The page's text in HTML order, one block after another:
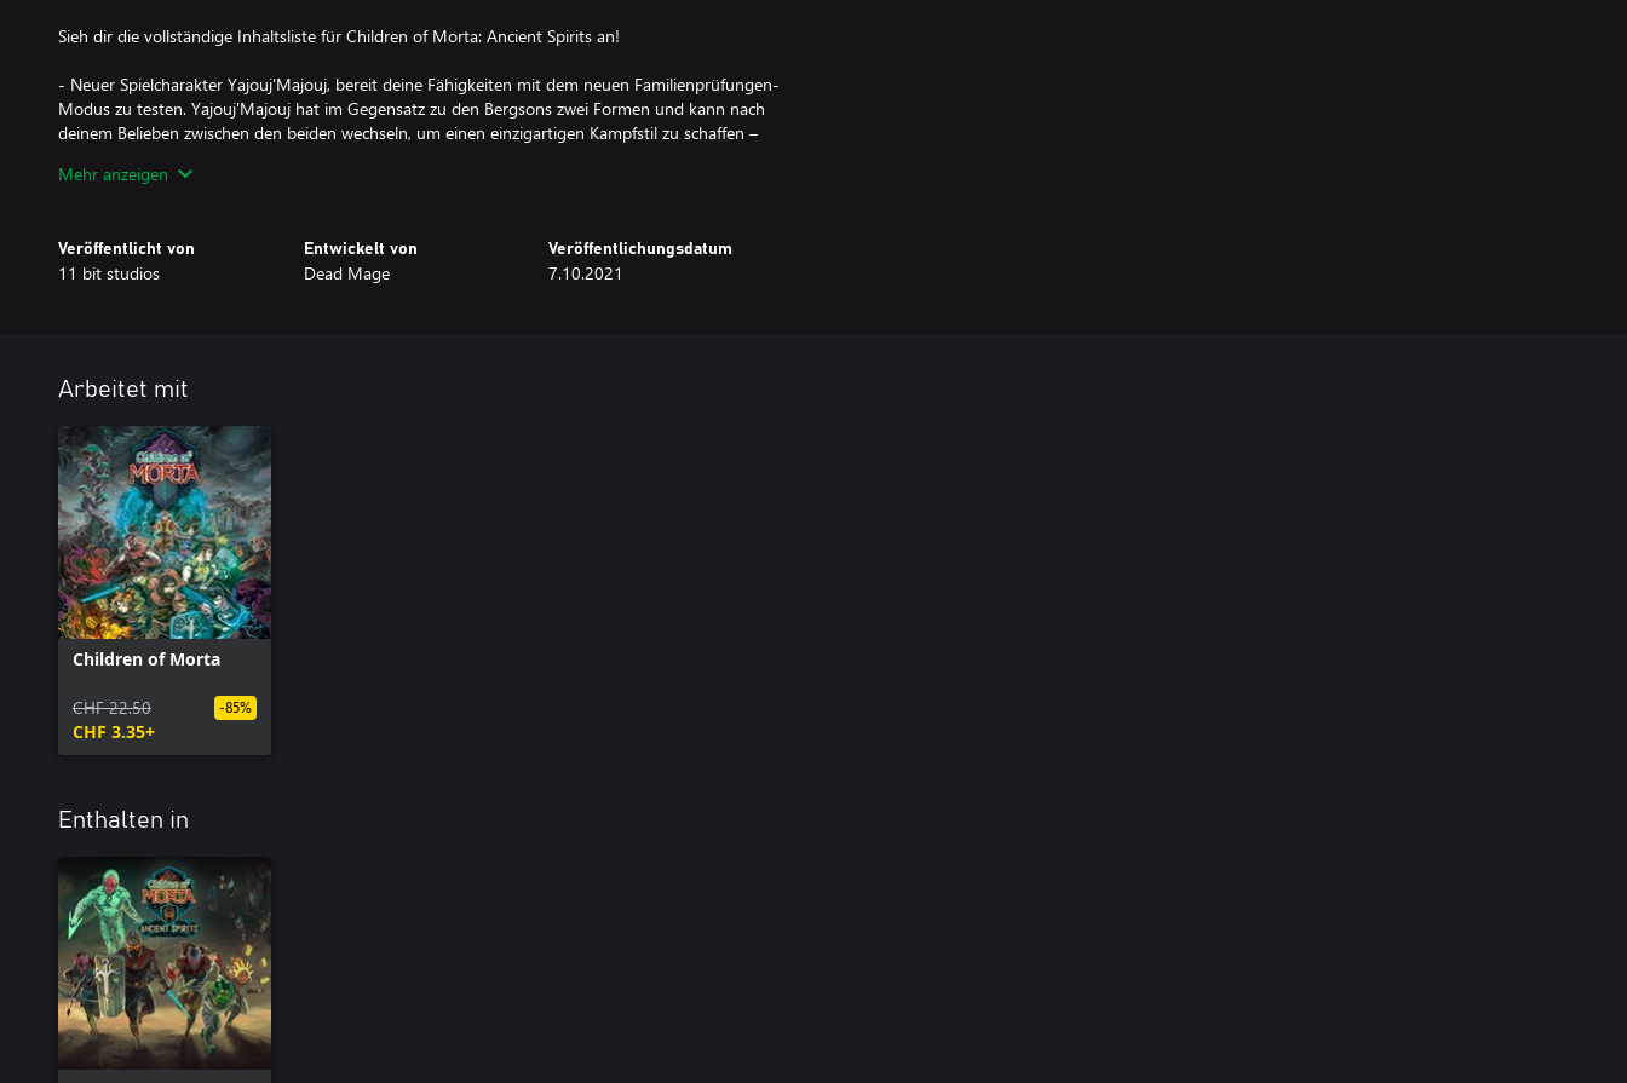
Sieh dir die vollständige Inhaltsliste für Children of Morta: Ancient Spirits an!
- Neuer Spielcharakter Yajouj'Majouj, bereit deine Fähigkeiten mit dem neuen Familienprüfungen-
Modus zu testen. Yajouj'Majouj hat im Gegensatz zu den Bergsons zwei Formen und kann nach
deinem Belieben zwischen den beiden wechseln, um einen einzigartigen Kampfstil zu schaffen –
- Skin-System – fügt eine ganze neue Sektion zum Charakterwahl-Menü hinzu, in dem man
- 5 neue Zauber: Machthandel, Blutopfer und mehr.
Mehr anzeigen
Veröffentlicht von
11 bit studios
Entwickelt von
Dead Mage
Veröffentlichungsdatum
7.10.2021
Arbeitet mit
Children of Morta
CHF 22.50
CHF 3.35+
-85%
Enthalten in